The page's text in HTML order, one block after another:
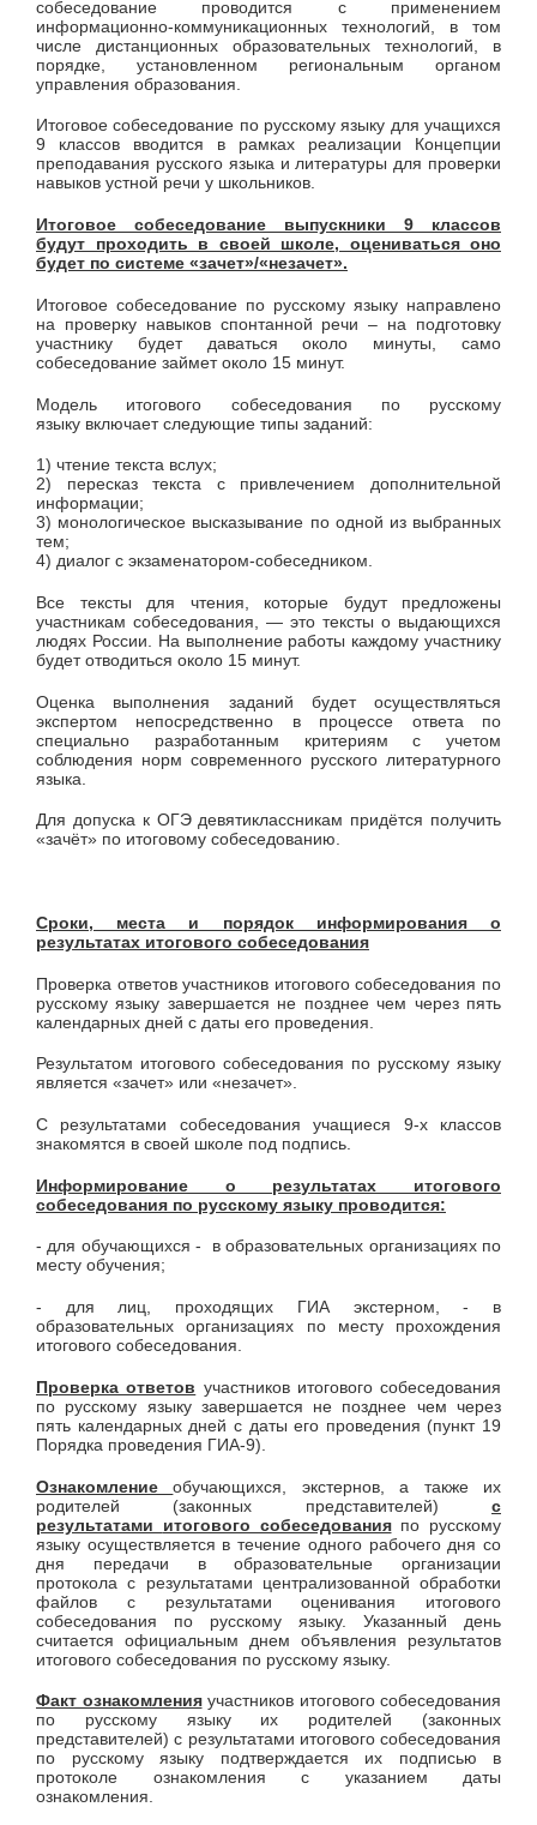
собеседование проводится с применением
информационно-коммуникационных технологий, в том
числе дистанционных образовательных технологий, в
порядке, установленном региональным органом
управления образования.
Итоговое собеседование по русскому языку для учащихся
9 классов вводится в рамках реализации Концепции
преподавания русского языка и литературы для проверки
навыков устной речи у школьников.
Итоговое собеседование выпускники 9 классов
будут проходить в своей школе, оцениваться оно
будет по системе «зачет»/«незачет».
Итоговое собеседование по русскому языку направлено
на проверку навыков спонтанной речи – на подготовку
участнику будет даваться около минуты, само
собеседование займет около 15 минут.
Модель итогового собеседования по русскому
языку включает следующие типы заданий:
1) чтение текста вслух;
2) пересказ текста с привлечением дополнительной
информации;
3) монологическое высказывание по одной из выбранных
тем;
4) диалог с экзаменатором-собеседником.
Все тексты для чтения, которые будут предложены
участникам собеседования, — это тексты о выдающихся
людях России. На выполнение работы каждому участнику
будет отводиться около 15 минут.
Оценка выполнения заданий будет осуществляться
экспертом непосредственно в процессе ответа по
специально разработанным критериям с учетом
соблюдения норм современного русского литературного
языка.
Для допуска к ОГЭ девятиклассникам придётся получить
«зачёт» по итоговому собеседованию.
Сроки, места и порядок информирования о
результатах итогового собеседования
Проверка ответов участников итогового собеседования по
русскому языку завершается не позднее чем через пять
календарных дней с даты его проведения.
Результатом итогового собеседования по русскому языку
является «зачет» или «незачет».
С результатами собеседования учащиеся 9-х классов
знакомятся в своей школе под подпись.
Информирование о результатах итогового
собеседования по русскому языку проводится:
- для обучающихся - в образовательных организациях по
месту обучения;
- для лиц, проходящих ГИА экстерном, - в
образовательных организациях по месту прохождения
итогового собеседования.
Проверка ответов участников итогового собеседования
по русскому языку завершается не позднее чем через
пять календарных дней с даты его проведения (пункт 19
Порядка проведения ГИА-9).
Ознакомлениеобучающихся, экстернов, а также их
родителей (законных представителей) с
результатами итогового собеседованияпо русскому
языку осуществляется в течение одного рабочего дня со
дня передачи в образовательные организации
протокола с результатами централизованной обработки
файлов с результатами оценивания итогового
собеседования по русскому языку. Указанный день
считается официальным днем объявления результатов
итогового собеседования по русскому языку.
Факт ознакомленияучастников итогового собеседования
по русскому языку их родителей (законных
представителей) с результатами итогового собеседования
по русскому языку подтверждается их подписью в
протоколе ознакомления с указанием даты
ознакомления.